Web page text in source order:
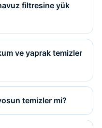
filtresine yük
ve yaprak temizler
temizler mi?